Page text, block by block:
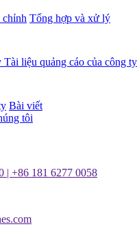
chỉnh Tổng hợp và xử lý
Tài liệu quảng cáo của công ty
Bài viết
tôi
| +86 181 6277 0058